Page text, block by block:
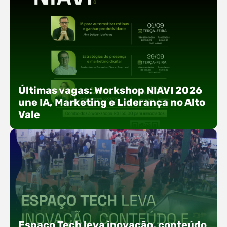
Últimas vagas: Workshop NIAVI 2026
une IA, Marketing e Liderança no Alto
Vale
Com o objetivo de impulsionar a produtividade, a
presença digital e a gestão nas empresas do